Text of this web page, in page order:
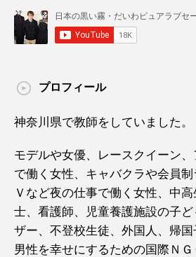
プロフィール
神奈川県で教師をしていました。
モデルや女優、レースクイーン
で働く女性、キャバクラや会員
Ｖなど夜の仕事で働く女性、中
士、看護師、児童養護施設の子
ザー、不登校生徒、外国人、帰国
男性を幸せにするための国際Ｎ